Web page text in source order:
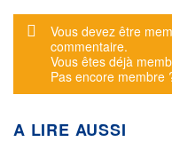
Message d'alerte
Vous devez être
commentaire.
Vous êtes déjà
Pas encore membre
A LIRE AUSSI